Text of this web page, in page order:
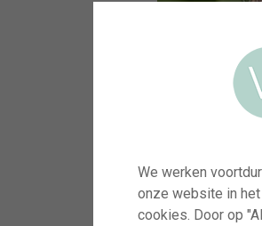
We werken
onze website in
cookies. Door op